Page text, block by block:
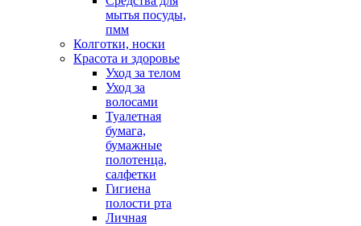
мытья посуды,
пмм
Колготки, носки
Красота и здоровье
Уход за телом
Уход за
волосами
Туалетная
бумага,
бумажные
полотенца,
салфетки
Гигиена
полости рта
Личная